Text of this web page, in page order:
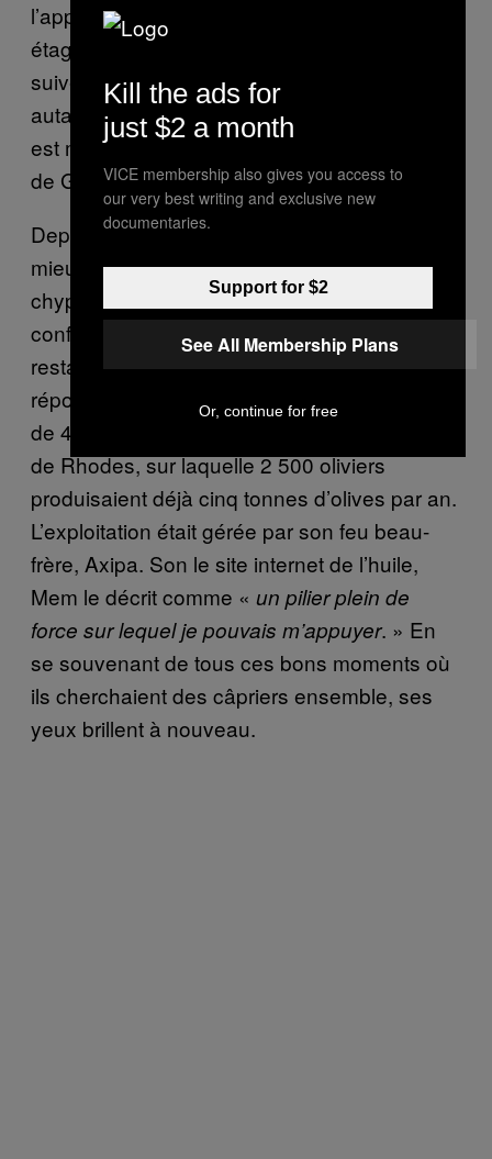
l’appellation est affichée fièrement sur une
étagère du magasin. Depuis, les années se
suivent et l’huile de l’électricien a toujours
autant la côte dans les médias. En 2012, elle
est même apparue dans une émission télé
de Gordon Ramsay.
Depuis, les affaires marchent de mieux en
mieux. Il vend même d’autres spécialités
chypriotes (citrouille confite, paprika doux,
confiture de grenade) et fournit des
restaurants londonienscomme Oklava. Pour
répondre à la demande, il a acheté une ferme
de 45 acres à Koycegiz en Turquie, en face
de Rhodes, sur laquelle 2 500 oliviers
produisaient déjà cinq tonnes d’olives par an.
L’exploitation était gérée par son feu beau-
frère, Axipa. Son le site internet de l’huile,
Mem le décrit comme « un pilier plein de
force sur lequel je pouvais m’appuyer. » En
se souvenant de tous ces bons moments où
ils cherchaient des câpriers ensemble, ses
yeux brillent à nouveau.
Kill the ads for
just $2 a month
VICE membership also gives you access to
our very best writing and exclusive new
documentaries.
Support for $2
See All Membership Plans
Or, continue for free